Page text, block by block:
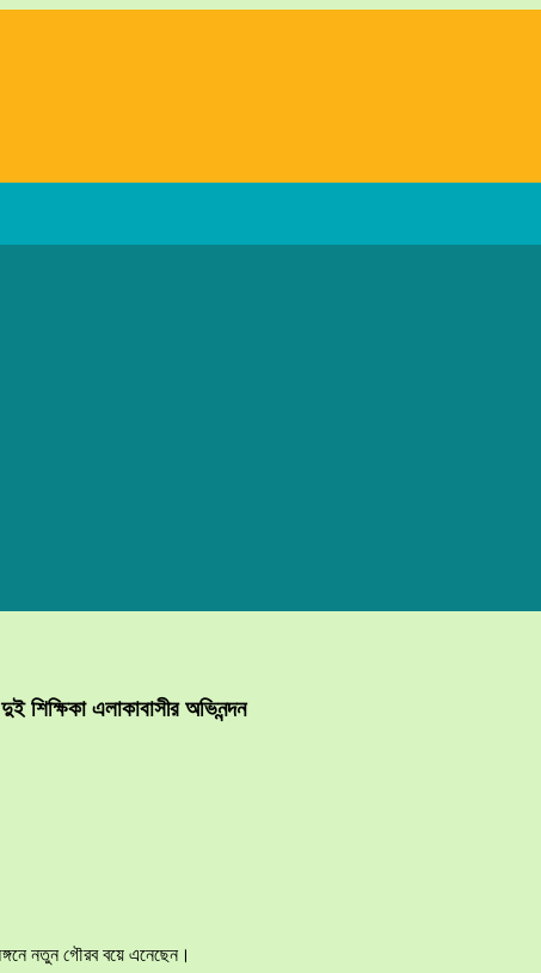
শিক্ষিকা এলাকাবাসীর অভিনন্দন
নতুন গৌরব বয়ে এনেছেন।